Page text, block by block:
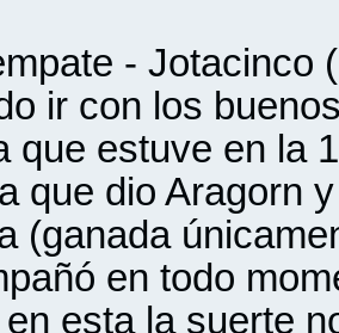
- Jotacinco
ir con los
que estuve en la
que dio Aragorn
(ganada
en todo
esta la suerte